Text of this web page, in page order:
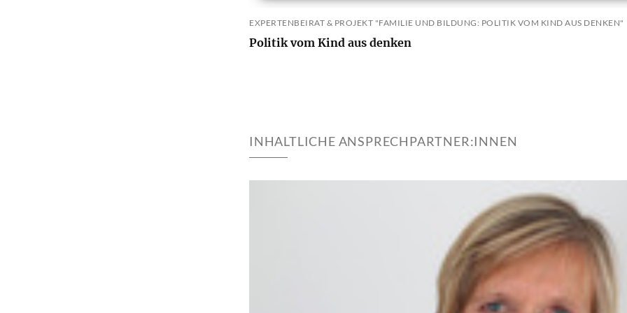
EXPERTENBEIRAT & PROJEKT "FAMILIE UND BILDUNG: POLITIK VOM KIND AUS DENKEN"
Politik vom Kind aus denken
INHALTLICHE ANSPRECHPARTNER:INNEN